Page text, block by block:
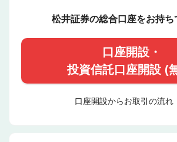
松井証券の総合口座をお持ち
口座開設・
投資信託口座開設 (
口座開設からお取引の流れ